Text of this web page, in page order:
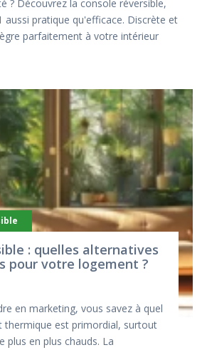
? Découvrez la console réversible,
aussi pratique qu'efficace. Discrète et
parfaitement à votre intérieur
: quelles alternatives
pour votre logement ?
en marketing, vous savez à quel
thermique est primordial, surtout
plus en plus chauds. La